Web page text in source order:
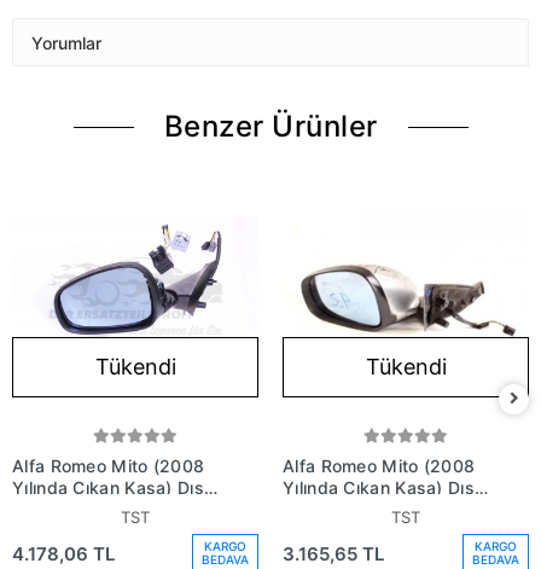
Yorumlar
Benzer Ürünler
Tükendi
Alfa Romeo Mito (2008
Yılında Çıkan Kasa) Dış
Ayna Elektrikli Isıtmalı
Katlanır Astarlı Sol (Oem
No: 156106563)
TST
4.178,06 TL
KARGO
BEDAVA
Tükendi
Alfa Romeo Mito (2008
Yılında Çıkan Kasa) Dış
Ayna Elektrikli Isıtmalı
156106558)
TST
3.165,65 TL
KARGO
BEDAVA